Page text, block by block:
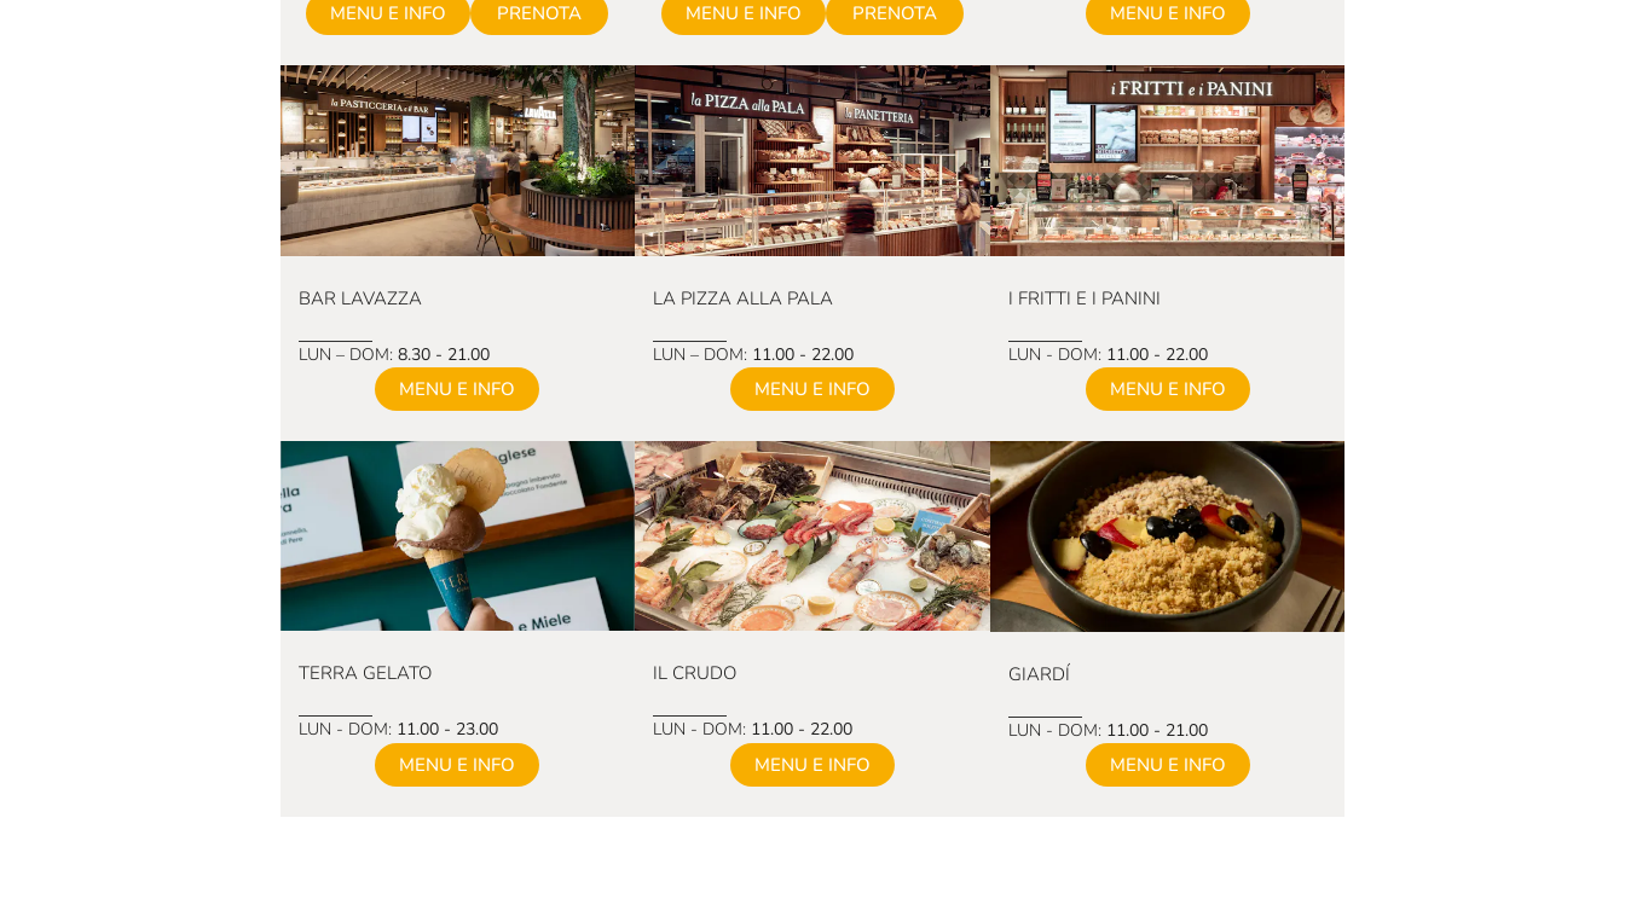
MENU E INFO PRENOTA MENU E INFO PRENOTA MENU E INFO
BAR LAVAZZA
LUN – DOM: 8.30 - 21.00
MENU E INFO
LA PIZZA ALLA PALA
LUN – DOM: 11.00 - 22.00
MENU E INFO
I FRITTI E I PANINI
LUN - DOM: 11.00 - 22.00
MENU E INFO
TERRA GELATO
LUN - DOM: 11.00 - 23.00
MENU E INFO
IL CRUDO
LUN - DOM: 11.00 - 22.00
MENU E INFO
GIARDÍ
LUN - DOM: 11.00 - 21.00
MENU E INFO